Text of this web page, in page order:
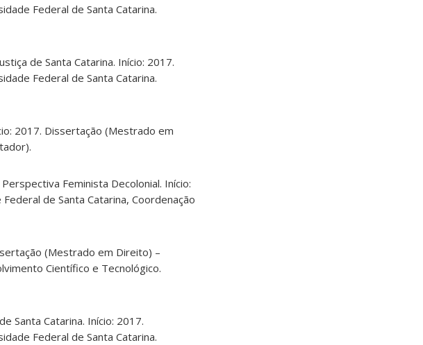
Federal de Santa Catarina.
de Santa Catarina. Início: 2017.
Federal de Santa Catarina.
2017. Dissertação (Mestrado em
Feminista Decolonial. Início:
de Santa Catarina, Coordenação
(Mestrado em Direito) –
Científico e Tecnológico.
Santa Catarina. Início: 2017.
Federal de Santa Catarina.